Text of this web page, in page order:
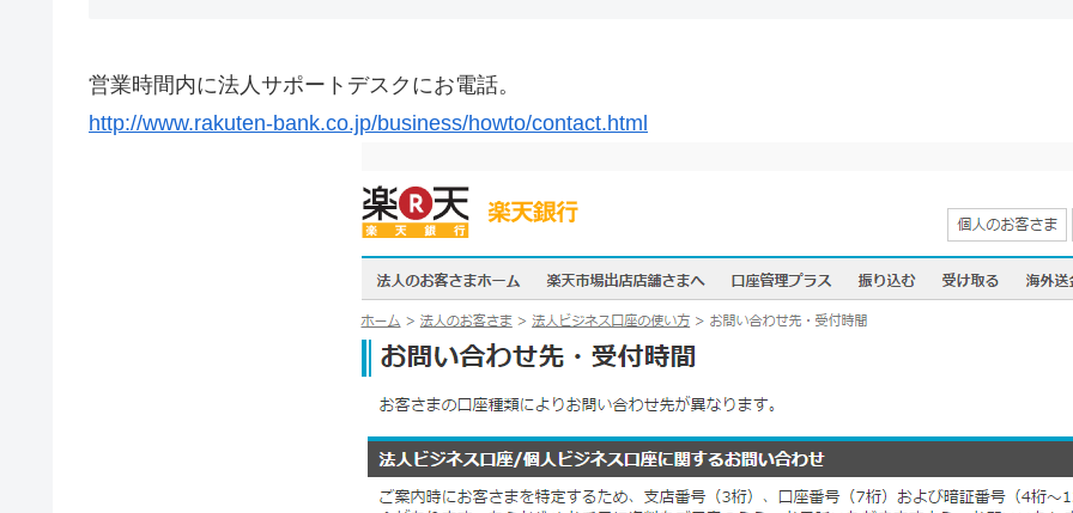
営業時間内に法人サポートデスクにお電話。
http://www.rakuten-bank.co.jp/business/howto/contact.html